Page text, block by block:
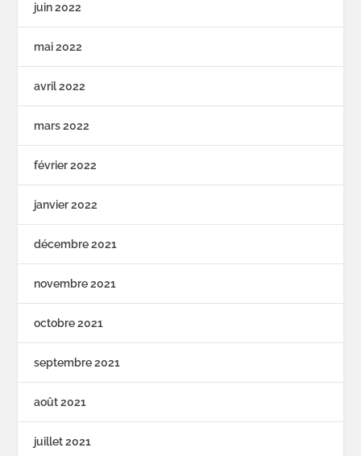
juin 2022
mai 2022
avril 2022
mars 2022
février 2022
janvier 2022
décembre 2021
novembre 2021
octobre 2021
septembre 2021
août 2021
juillet 2021